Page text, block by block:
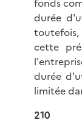
durée
toutefois,
cette
durée
limitée
210